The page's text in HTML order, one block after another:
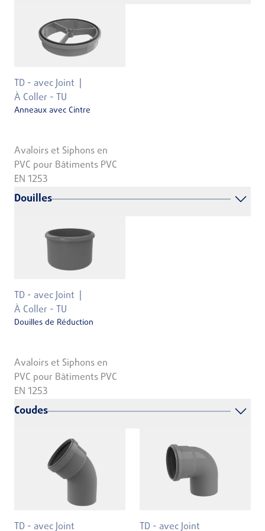
TD - avec Joint
À Coller - TU
Anneaux avec Cintre
Avaloirs et Siphons en
PVC pour Bâtiments PVC
EN 1253
Douilles
TD - avec Joint
À Coller - TU
Douilles de Réduction
Avaloirs et Siphons en
PVC pour Bâtiments PVC
EN 1253
Coudes
TD - avec Joint TD - avec Joint